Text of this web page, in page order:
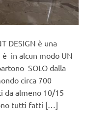
DESIGN è una
è in alcun modo UN
SOLO dalla
circa 700
da almeno 10/15
tutti fatti […]